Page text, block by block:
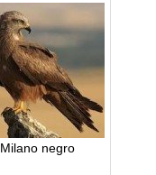
Milano negro